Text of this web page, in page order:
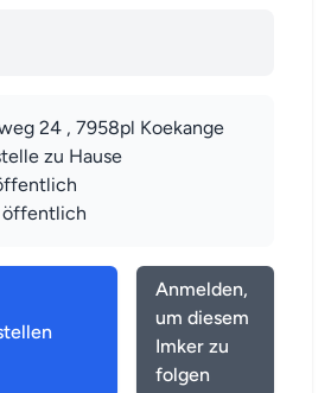
24 , 7958pl Koekange
zu Hause
Anmelden,
um diesem
Imker zu
folgen